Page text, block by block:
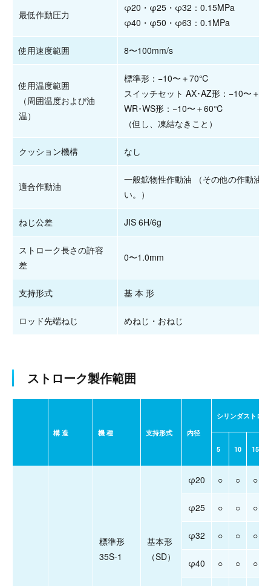
最低作動圧力
φ20・φ25・φ32：0.15MPa
φ40・φ50・φ63：0.1MPa
使用速度範囲 8〜100mm/s
使用温度範囲
（周囲温度および油
温）
標準形：−10〜＋70℃
スイッチセット AX･AZ形：−10〜＋
WR･WS形：−10〜＋60℃
（但し、凍結なきこと）
クッション機構 なし
適合作動油
一般鉱物性作動油 （その他の作動油
い。）
ねじ公差 JIS 6H/6g
ストローク長さの許容
差
0〜1.0mm
支持形式 基 本 形
ロッド先端ねじ めねじ・おねじ
ストローク製作範囲
構 造 機 種 支持形式 内径
シリンダストロ
5 10 15
標準形
35S-1
基本形
（SD）
φ20 ○ ○ ○
φ25 ○ ○ ○
φ32 ○ ○ ○
φ40 ○ ○ ○